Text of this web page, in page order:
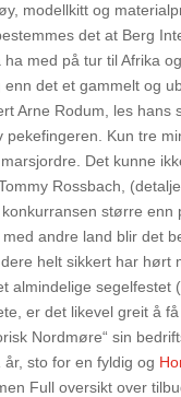
modellkitt og
det at Berg
ha med på tur til Afrika
det et gammelt og
Arne Rodum, les hans
pekefingeren. Kun tre
Det kunne
Rossbach,
større
andre land blir det
helt sikkert har
almindelige
er det likevel greit å
Nordmøre“ sin
sto for en fyldig og
Full oversikt over